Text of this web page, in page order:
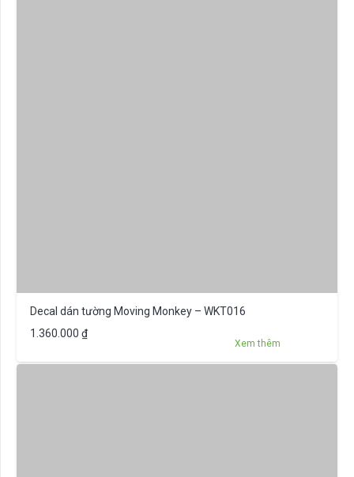
Decal dán tường Moving Monkey – WKT016
1.360.000 ₫
Xem thêm